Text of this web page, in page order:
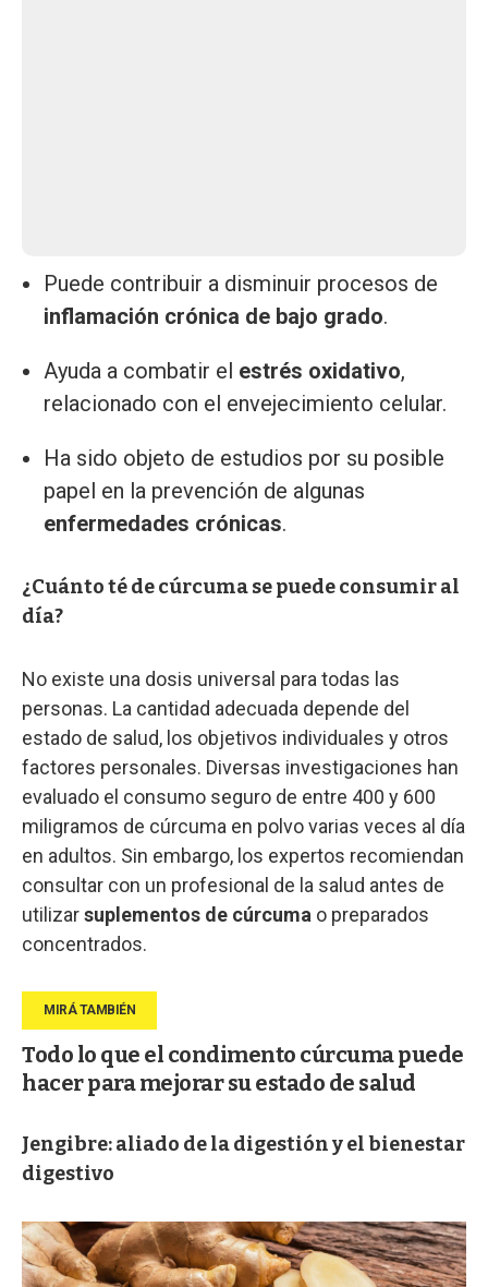
Puede contribuir a disminuir procesos de
inflamación crónica de bajo grado.
Ayuda a combatir el estrés oxidativo,
relacionado con el envejecimiento celular.
Ha sido objeto de estudios por su posible
papel en la prevención de algunas
enfermedades crónicas.
¿Cuánto té de cúrcuma se puede consumir al
día?
No existe una dosis universal para todas las
personas. La cantidad adecuada depende del
estado de salud, los objetivos individuales y otros
factores personales. Diversas investigaciones han
evaluado el consumo seguro de entre 400 y 600
miligramos de cúrcuma en polvo varias veces al día
en adultos. Sin embargo, los expertos recomiendan
consultar con un profesional de la salud antes de
utilizarsuplementos de cúrcuma o preparados
concentrados.
Todo lo que el condimento cúrcuma puede
hacer para mejorar su estado de salud
Jengibre: aliado de la digestión y el bienestar
digestivo